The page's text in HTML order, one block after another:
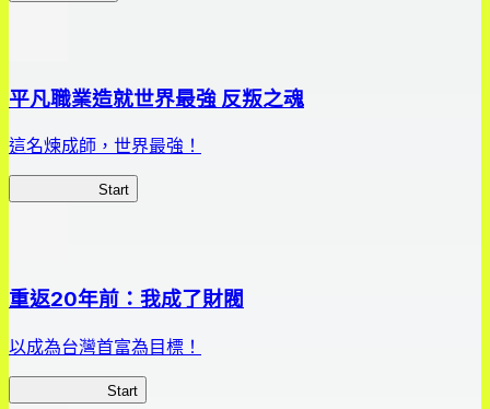
平凡職業造就世界最強 反叛之魂
這名煉成師，世界最強！
Start
重返20年前：我成了財閥
以成為台灣首富為目標！
Start